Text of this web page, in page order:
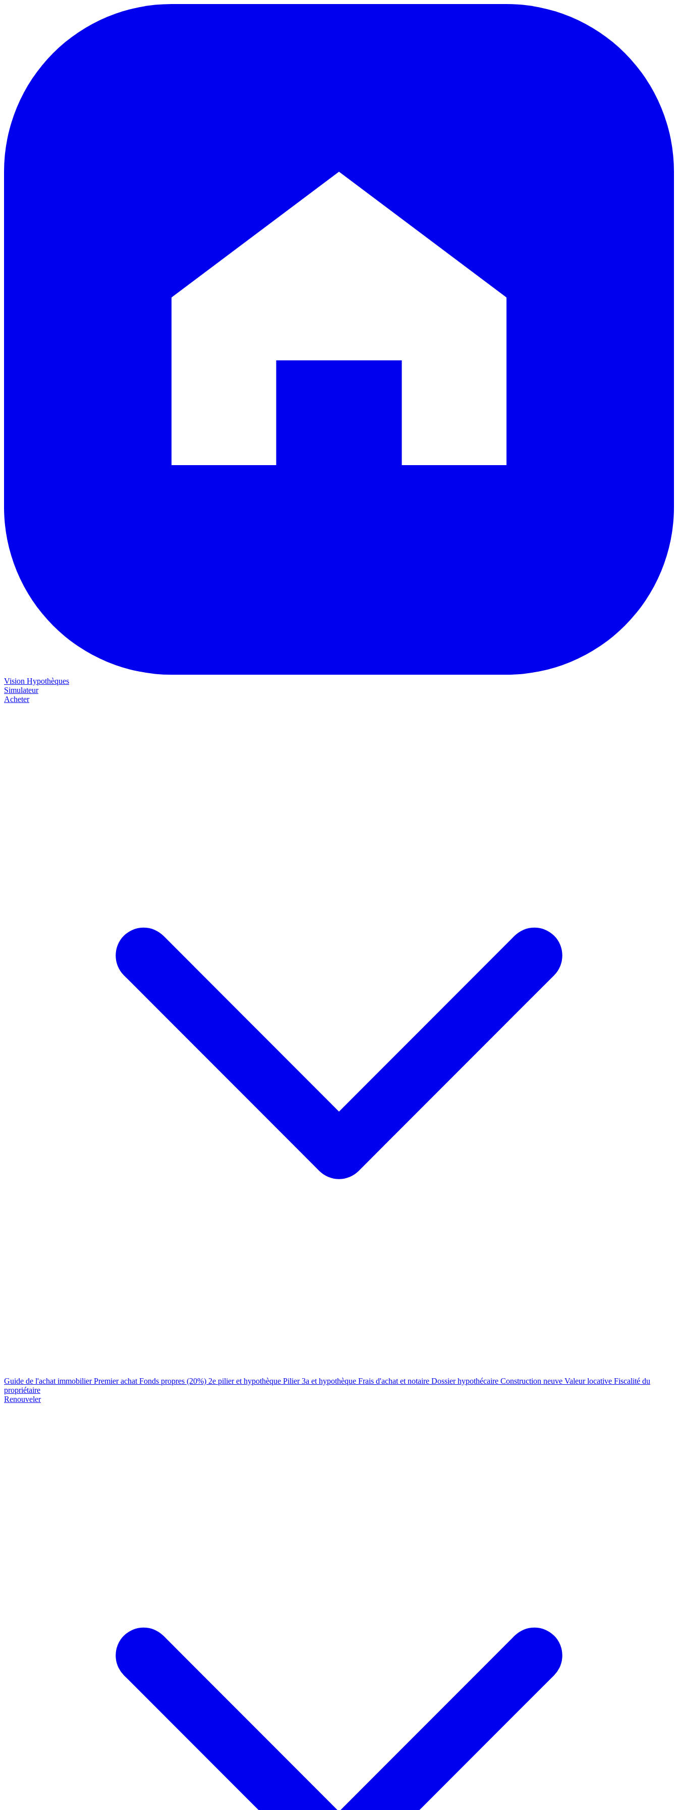
Vision Hypothèques
Simulateur
Acheter
Guide de l'achat immobilierPremier achat Fonds propres (20%) 2e pilier et hypothèque Pilier 3a et hypothèque Frais d'achat et notaire Dossier hypothécaire Construction neuve Valeur locative Fiscalité du
propriétaire
Renouveler